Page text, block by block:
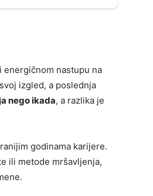
energičnom nastupu na
izgled, a poslednja
nego ikada, a razlika je
godinama karijere.
ili metode mršavljenja,